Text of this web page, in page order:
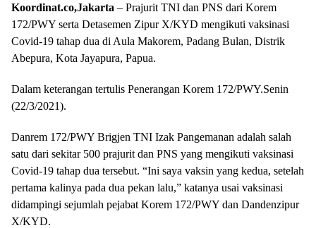
Koordinat.co,Jakarta – Prajurit TNI dan PNS dari Korem
172/PWY serta Detasemen Zipur X/KYD mengikuti vaksinasi
Covid-19 tahap dua di Aula Makorem, Padang Bulan, Distrik
Abepura, Kota Jayapura, Papua.
Dalam keterangan tertulis Penerangan Korem 172/PWY.Senin
(22/3/2021).
Danrem 172/PWY Brigjen TNI Izak Pangemanan adalah salah
satu dari sekitar 500 prajurit dan PNS yang mengikuti vaksinasi
Covid-19 tahap dua tersebut. “Ini saya vaksin yang kedua, setelah
pertama kalinya pada dua pekan lalu,” katanya usai vaksinasi
didampingi sejumlah pejabat Korem 172/PWY dan Dandenzipur
X/KYD.